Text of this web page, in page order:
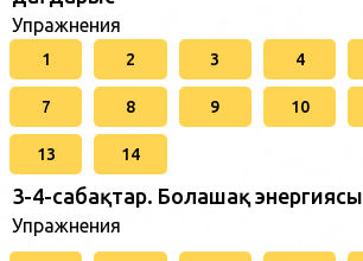
Упражнения
1 2 3 4
7 8 9 10
13 14
3-4-сабақтар. Болашақ энергиясы
Упражнения